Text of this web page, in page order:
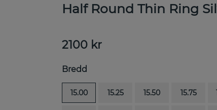
Half Round Thin Ring
2100 kr
Bredd
15.00 15.25 15.50 15.75